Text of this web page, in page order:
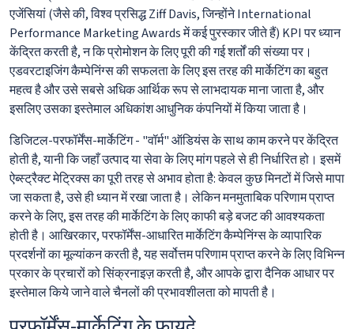
एजेंसियां ​​(जैसे की, विश्व प्रसिद्ध Ziff Davis, जिन्होंने International
Performance Marketing Awards में कई पुरस्कार जीते हैं) KPI पर ध्यान
केंद्रित करती है, न कि प्रोमोशन के लिए पूरी की गई शर्तों की संख्या पर।
एडवरटाइजिंग कैम्पेनिंग्स की सफलता के लिए इस तरह की मार्केटिंग का बहुत
महत्व है और उसे सबसे अधिक आर्थिक रूप से लाभदायक माना जाता है, और
इसलिए उसका इस्तेमाल अधिकांश आधुनिक कंपनियों में किया जाता है।
डिजिटल-परफॉर्मेंस-मार्केटिंग - "वॉर्म" ऑडियंस के साथ काम करने पर केंद्रित
होती है, यानी कि जहाँ उत्पाद या सेवा के लिए मांग पहले से ही निर्धारित हो। इसमें
ऐब्स्ट्रैक्ट मेट्रिक्स का पूरी तरह से अभाव होता है: केवल कुछ मिनटों में जिसे मापा
जा सकता है, उसे ही ध्यान में रखा जाता है। लेकिन मनमुताबिक परिणाम प्राप्त
करने के लिए, इस तरह की मार्केटिंग के लिए काफी बड़े बजट की आवश्यकता
होती है। आखिरकार, परफॉर्मेंस-आधारित मार्केटिंग कैम्पेनिंग्स के व्यापारिक
प्रदर्शनों का मूल्यांकन करती है, यह सर्वोत्तम परिणाम प्राप्त करने के लिए विभिन्न
प्रकार के प्रचारों को सिंक्रनाइज़ करती है, और आपके द्वारा दैनिक आधार पर
इस्तेमाल किये जाने वाले चैनलों की प्रभावशीलता को मापती है।